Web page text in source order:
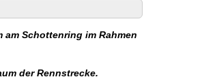
am Schottenring im Rahmen
der Rennstrecke.